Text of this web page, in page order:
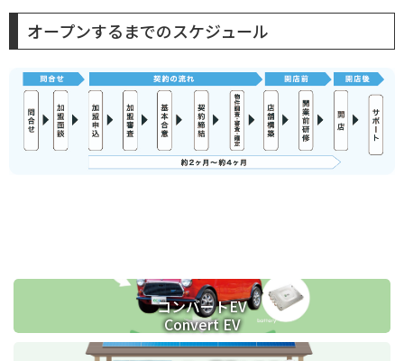
オープンするまでのスケジュール
コンバートEV
Convert EV